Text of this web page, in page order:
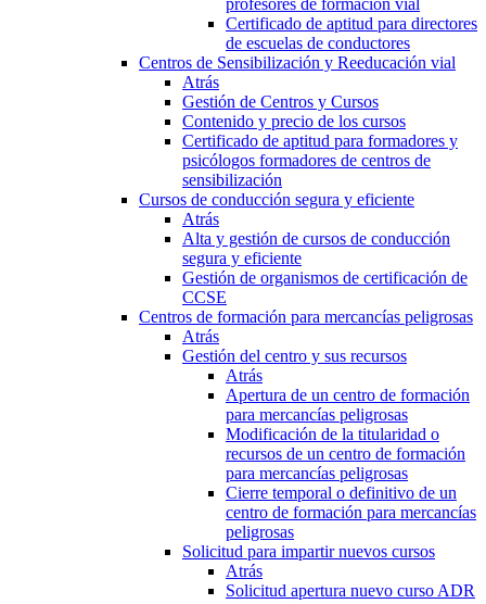
profesores de formación vial
Certificado de aptitud para directores
de escuelas de conductores
Centros de Sensibilización y Reeducación vial
Atrás
Gestión de Centros y Cursos
Contenido y precio de los cursos
Certificado de aptitud para formadores y
psicólogos formadores de centros de
sensibilización
Cursos de conducción segura y eficiente
Atrás
Alta y gestión de cursos de conducción
segura y eficiente
Gestión de organismos de certificación de
CCSE
Centros de formación para mercancías peligrosas
Atrás
Gestión del centro y sus recursos
Atrás
Apertura de un centro de formación
para mercancías peligrosas
Modificación de la titularidad o
recursos de un centro de formación
para mercancías peligrosas
Cierre temporal o definitivo de un
centro de formación para mercancías
peligrosas
Solicitud para impartir nuevos cursos
Atrás
Solicitud apertura nuevo curso ADR